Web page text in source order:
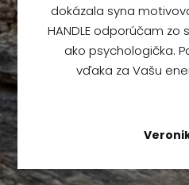
dokázala syna
HANDLE odporúčam
ako psychologička.
vďaka za Vašu